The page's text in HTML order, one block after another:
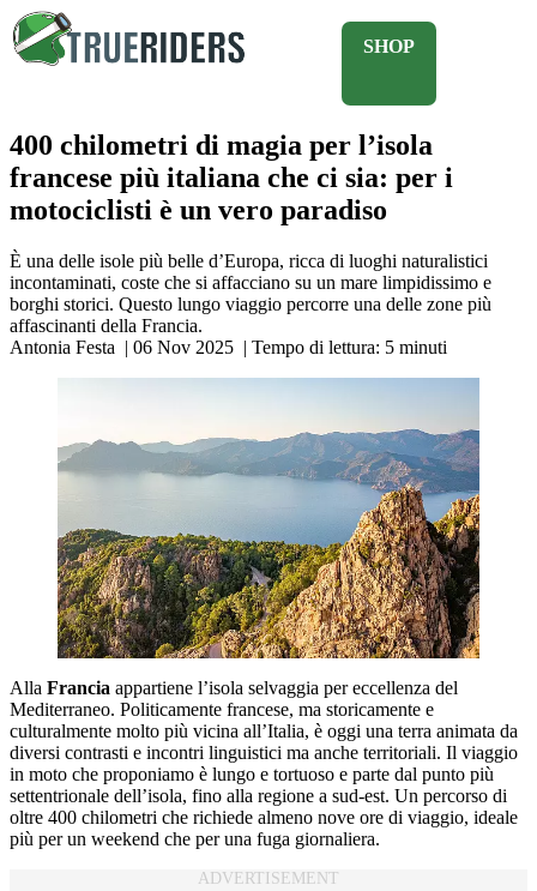
SHOP
400 chilometri di magia per l’isola
francese più italiana che ci sia: per i
motociclisti è un vero paradiso
È una delle isole più belle d’Europa, ricca di luoghi naturalistici
incontaminati, coste che si affacciano su un mare limpidissimo e
borghi storici. Questo lungo viaggio percorre una delle zone più
affascinanti della Francia.
Antonia Festa | 06 Nov 2025 | Tempo di lettura: 5 minuti
Alla Francia appartiene l’isola selvaggia per eccellenza del
Mediterraneo. Politicamente francese, ma storicamente e
culturalmente molto più vicina all’Italia, è oggi una terra animata da
diversi contrasti e incontri linguistici ma anche territoriali. Il viaggio
in moto che proponiamo è lungo e tortuoso e parte dal punto più
settentrionale dell’isola, fino alla regione a sud-est. Un percorso di
oltre 400 chilometri che richiede almeno nove ore di viaggio, ideale
più per un weekend che per una fuga giornaliera.